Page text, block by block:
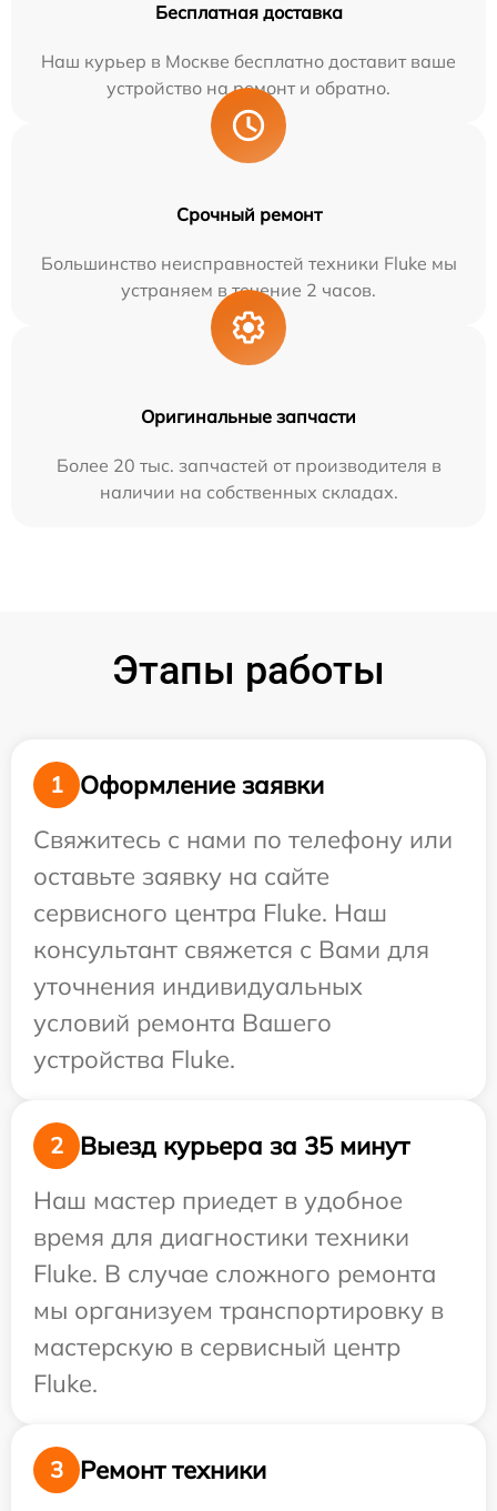
Бесплатная доставка
Наш курьер в Москве бесплатно доставит ваше
устройство на ремонт и обратно.
Срочный ремонт
Большинство неисправностей техники Fluke мы
устраняем в течение 2 часов.
Оригинальные запчасти
Более 20 тыс. запчастей от производителя в
наличии на собственных складах.
Этапы работы
1
Оформление заявки
Свяжитесь с нами по телефону или
оставьте заявку на сайте
сервисного центра Fluke. Наш
консультант свяжется с Вами для
уточнения индивидуальных
условий ремонта Вашего
устройства Fluke.
2
Выезд курьера за 35 минут
Наш мастер приедет в удобное
время для диагностики техники
Fluke. В случае сложного ремонта
мы организуем транспортировку в
мастерскую в сервисный центр
Fluke.
3
Ремонт техники